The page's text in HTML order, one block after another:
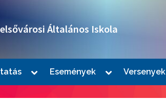
Általános Iskola
Toggle
Toggle
menu
Események
Toggle
menu
Versenyek